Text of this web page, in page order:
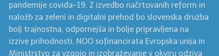
pandemije covida-19. Z izvedbo načrtovanih reform in
naložb za zeleni in digitalni prehod bo slovenska družba
bolj trajnostna, odpornejša in bolje pripravljena na
izzive prihodnosti. NOO sofinancirata Evropska unija in
Ministrstvo za vzgojo in izobraževanje v okviru odziva